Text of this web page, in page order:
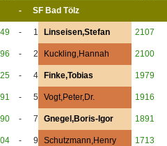
- SF Bad Tölz
- 1 Linseisen,Stefan 2107
- 2 Kuckling,Hannah 2100
- 4 Finke,Tobias 1979
- 5 Vogt,Peter,Dr. 1916
- 7 Gnegel,Boris-Igor 1891
- 9 Schutzmann,Henry 1713